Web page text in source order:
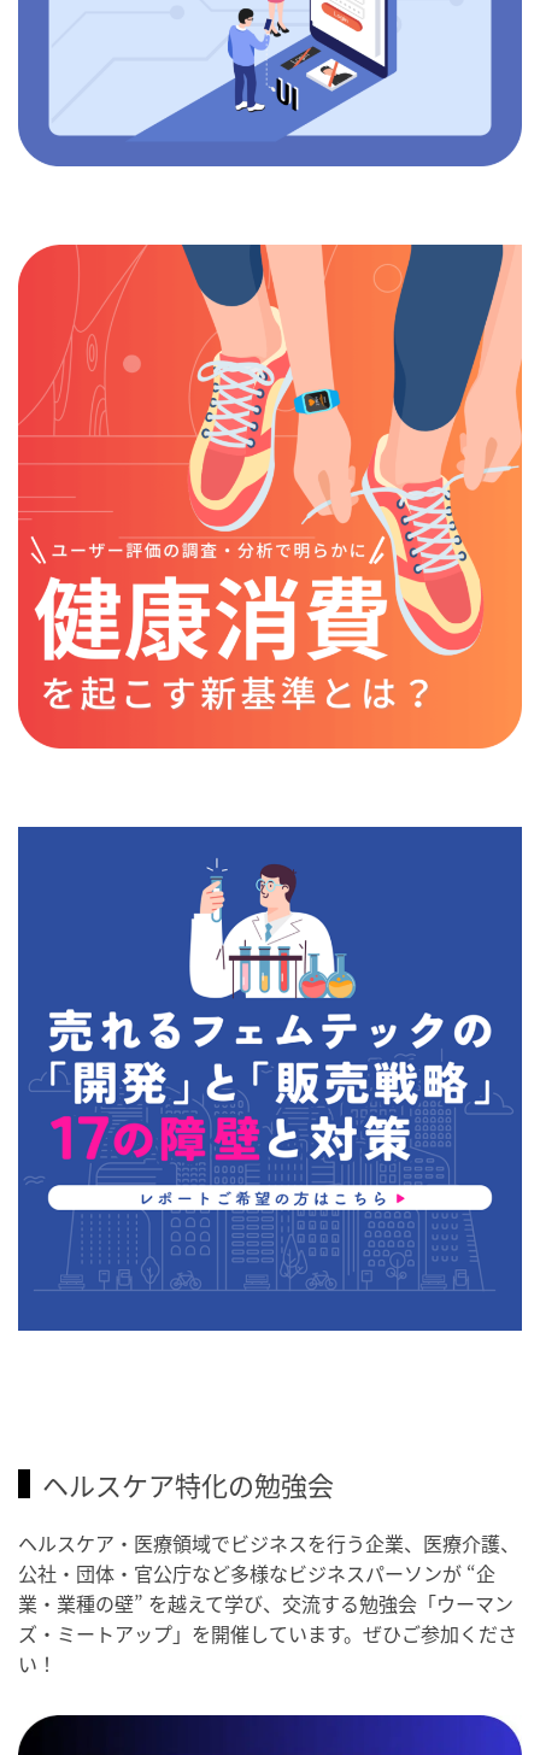
ヘルスケア特化の勉強会
ヘルスケア・医療領域でビジネスを行う企業、医療介護、
公社・団体・官公庁など多様なビジネスパーソンが “企
業・業種の壁” を越えて学び、交流する勉強会「ウーマン
ズ・ミートアップ」を開催しています。ぜひご参加くださ
い！